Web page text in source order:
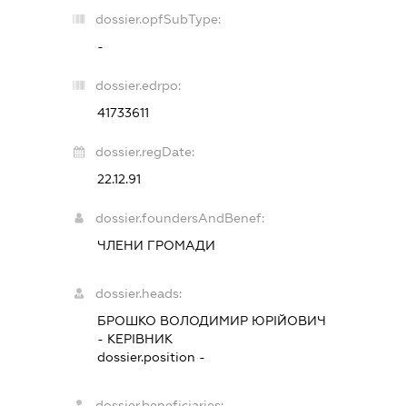
dossier.opfSubType:
-
dossier.edrpo:
41733611
dossier.regDate:
22.12.91
dossier.foundersAndBenef:
ЧЛЕНИ ГРОМАДИ
dossier.heads:
БРОШКО ВОЛОДИМИР ЮРІЙОВИЧ
- КЕРІВНИК
dossier.position -